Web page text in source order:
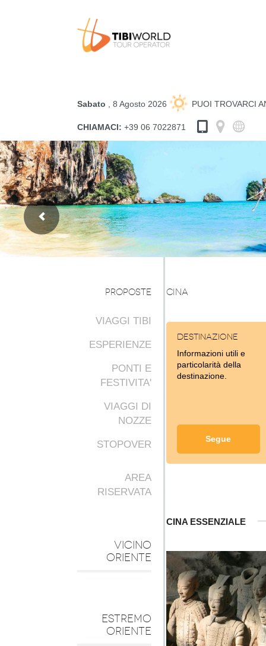
Sabato , 8 Agosto 2026 PUOI TROVARCI
CHIAMACI: +39 06 7022871
PROPOSTE
VIAGGI TIBI
ESPERIENZE
PONTI E
FESTIVITA'
VIAGGI DI
NOZZE
STOPOVER
AREA
RISERVATA
VICINO
ORIENTE
ESTREMO
ORIENTE
CINA
Destinazione
Informazioni utili e
particolarità della
destinazione.
Segue
CINA ESSENZIALE